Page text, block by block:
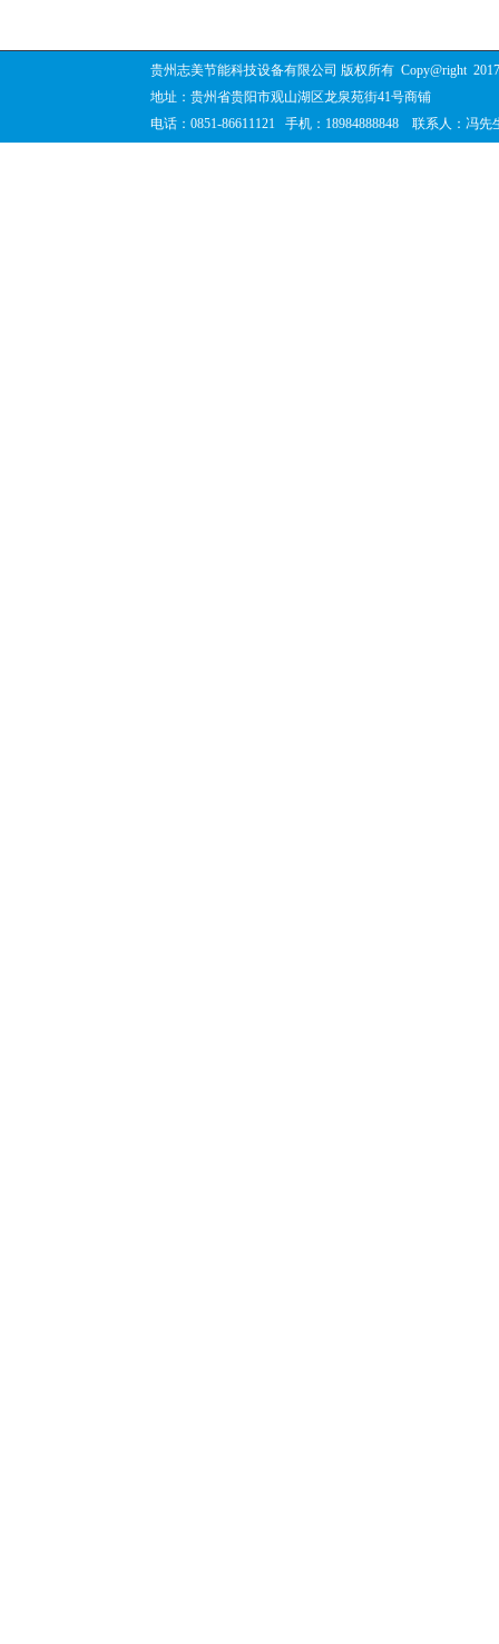
贵州志美节能科技设备有限公司 版权所有 Copy@right
地址：贵州省贵阳市观山湖区龙泉苑街41号商铺
电话：0851-86611121 手机：18984888848 联系人：冯先